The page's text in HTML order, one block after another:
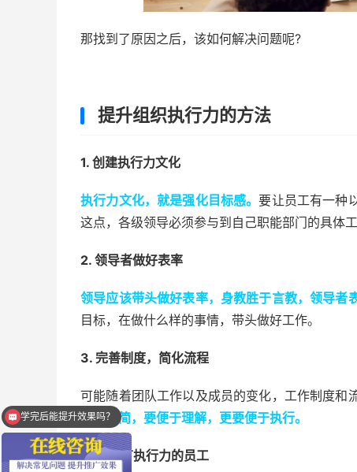
那找到了原因之后，该如何解决问题呢?
提升组织执行力的方法
1. 创建执行力文化
执行力文化，就是强化目标感。要让员工有一种
这点，各级领导必须参与到自己职能部门的具体
2. 领导者做好表率
领导应该带头做好表率，身教胜于言教，领导者
目标，在做什么样的事情，带头做好工作。
3. 完善制度，简化流程
可能随着团队工作以及成员的变化，工作制度和
洁、精简，要便于理解，更要便于执行。
4. 选择有执行力的员工
学完后能提升效果吗？